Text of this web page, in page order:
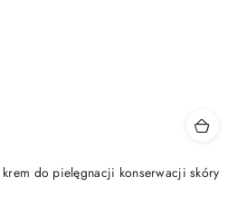
do pielęgnacji konserwacji skóry